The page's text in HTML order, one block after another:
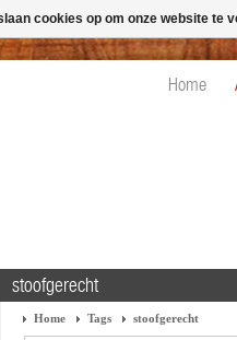
Home
stoofgerecht
Home Tags stoofgerecht
cookies op om onze website te